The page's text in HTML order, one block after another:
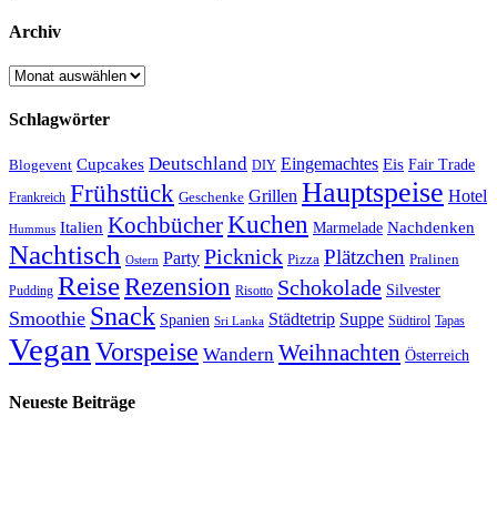
Archiv
Archiv
Schlagwörter
Blogevent Cupcakes Deutschland DIY Eingemachtes Eis Fair Trade
Frankreich Frühstück Geschenke Grillen Hauptspeise Hotel
Hummus Italien KochbücherKuchen Marmelade Nachdenken
Nachtisch Ostern Party Picknick Pizza Plätzchen Pralinen
Pudding ReiseRezension Risotto Schokolade Silvester
Smoothie Snack Spanien Sri Lanka Städtetrip Suppe Südtirol Tapas
Vegan Vorspeise Wandern Weihnachten Österreich
Neueste Beiträge